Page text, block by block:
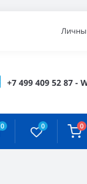
+7 499 409 52 87 -
0 0 0